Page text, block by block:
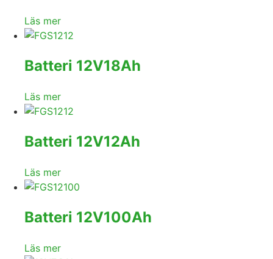
Läs mer
Batteri 12V18Ah
Läs mer
Batteri 12V12Ah
Läs mer
Batteri 12V100Ah
Läs mer